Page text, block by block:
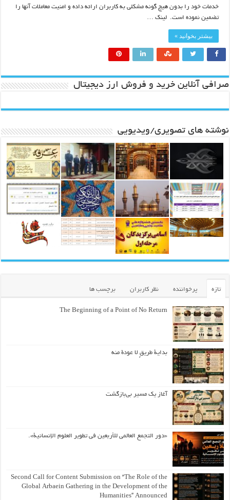
خدمات خود را بدون هیچ گونه مشکلی به کاربران ارائه داده و امنیت معاملات آنها را
تضمین نموده است. لینک …
بیشتر بخوانید »
صرافی آنلاین خرید و فروش ارز دیجیتال
نوشته های تصویری/ویدیویی
تازه پرخواننده نظر کاربران برچسب ها
The Beginning of a Point of No Return
بداية طريقٍ لا عودة منه
آغاز یک مسیر بی‌بازگشت
«دور التجمع العالمي للأربعين في تطوير العلوم الإنسانية».
Second Call for Content Submission on “The Role of the
Global Arbaein Gathering in the Development of the
Humanities” Announced